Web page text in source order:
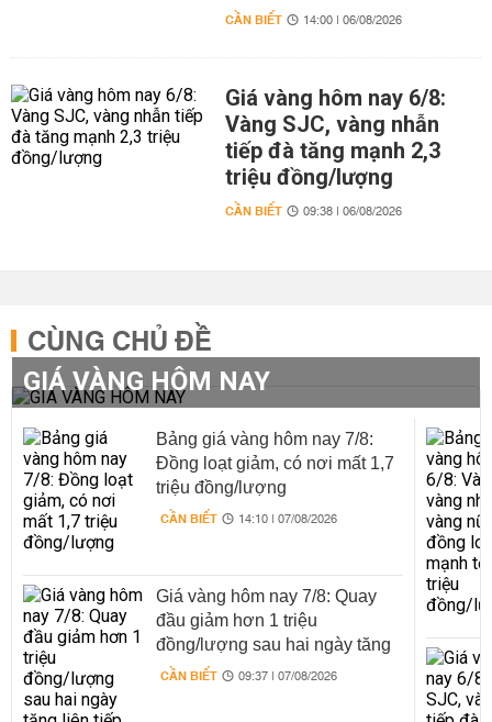
CẦN BIẾT 14:00 | 06/08/2026
Giá vàng hôm nay 6/8:
Vàng SJC, vàng nhẫn
tiếp đà tăng mạnh 2,3
triệu đồng/lượng
CẦN BIẾT 09:38 | 06/08/2026
CÙNG CHỦ ĐỀ
GIÁ VÀNG HÔM NAY
Bảng giá vàng hôm nay 7/8:
Đồng loạt giảm, có nơi mất 1,7
triệu đồng/lượng
CẦN BIẾT 14:10 | 07/08/2026
Giá vàng hôm nay 7/8: Quay
đầu giảm hơn 1 triệu
đồng/lượng sau hai ngày tăng
liên tiếp
CẦN BIẾT 09:37 | 07/08/2026